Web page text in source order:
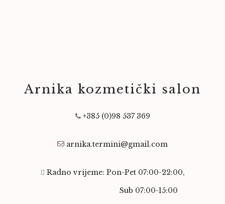
Arnika kozmetički salon
+385 (0)98 537 369
arnika.termini@gmail.com
Radno vrijeme: Pon-Pet 07:00-22:00,
Sub 07:00-15:00